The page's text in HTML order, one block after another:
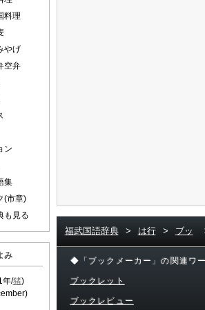
料理
やげ
空弁
ン
集
(市章)
見る
み
年/猪)
福武国語辞典 > は行 > ブッ
◆「ブックメーカー」の関連ワ
ブックレット
ブックレビュー